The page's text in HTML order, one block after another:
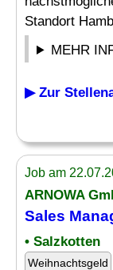
Standort
MEHR
▶ Zur
Job am
ARNOWA
Sales
• Salzkotten
Weihnachtsgeld